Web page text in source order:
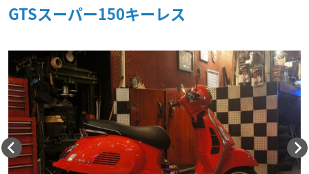
GTSスーパー150キーレス